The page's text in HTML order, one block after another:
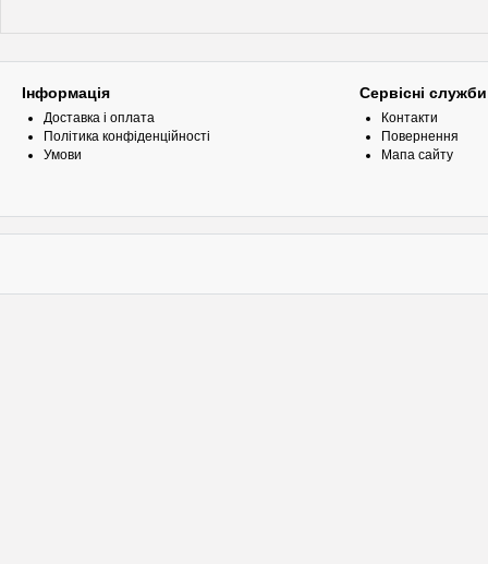
Інформація
Доставка і оплата
Політика конфіденційності
Умови
Сервісні служби
Контакти
Повернення
Мапа сайту